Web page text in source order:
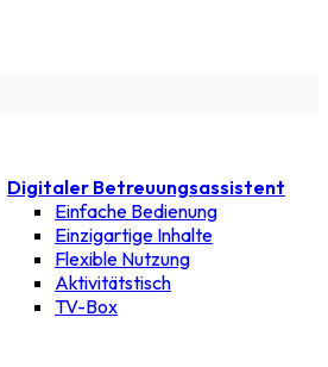
Digitaler Betreuungsassistent
Einfache Bedienung
Einzigartige Inhalte
Flexible Nutzung
Aktivitätstisch
TV-Box